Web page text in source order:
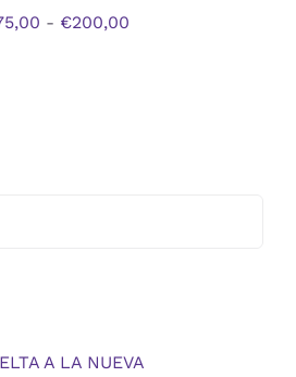
€200,00
- €200,00Rango
A LA NUEVA